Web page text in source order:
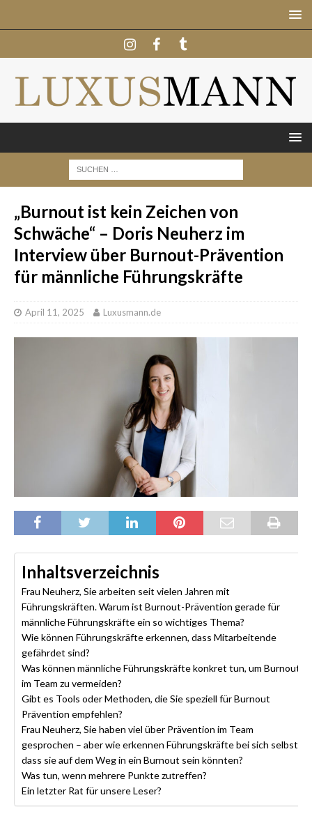
„Burnout ist kein Zeichen von
Schwäche“ – Doris Neuherz im
Interview über Burnout-Prävention
für männliche Führungskräfte
April 11, 2025 Luxusmann.de
Inhaltsverzeichnis
Frau Neuherz, Sie arbeiten seit vielen Jahren mit
Führungskräften. Warum ist Burnout-Prävention gerade für
männliche Führungskräfte ein so wichtiges Thema?
Wie können Führungskräfte erkennen, dass Mitarbeitende
gefährdet sind?
Was können männliche Führungskräfte konkret tun, um Burnout
im Team zu vermeiden?
Gibt es Tools oder Methoden, die Sie speziell für Burnout
Prävention empfehlen?
Frau Neuherz, Sie haben viel über Prävention im Team
gesprochen – aber wie erkennen Führungskräfte bei sich selbst,
dass sie auf dem Weg in ein Burnout sein könnten?
Was tun, wenn mehrere Punkte zutreffen?
Ein letzter Rat für unsere Leser?